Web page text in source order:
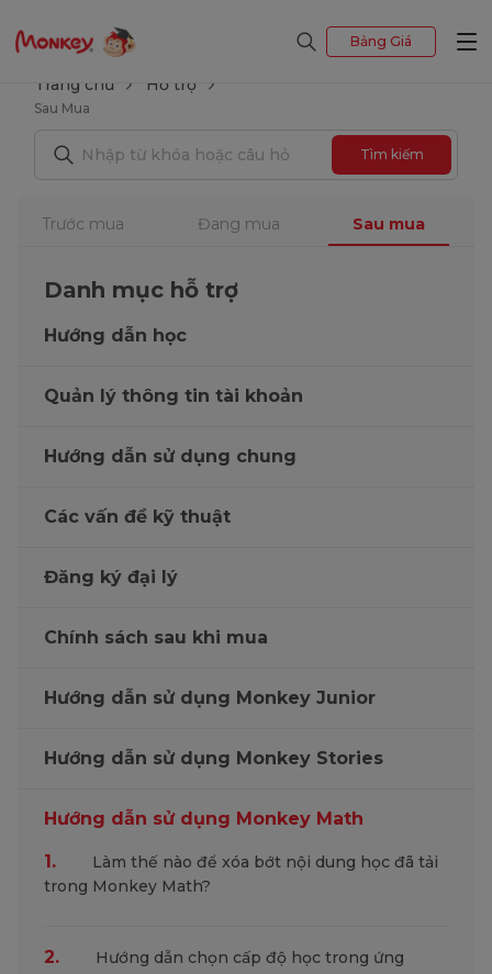
Bảng Giá
Trang chủ Hỗ trợ
Sau Mua
Tìm kiếm
Trước mua Đang mua Sau mua
Danh mục hỗ trợ
Hướng dẫn học
Quản lý thông tin tài khoản
Hướng dẫn sử dụng chung
Các vấn đề kỹ thuật
Đăng ký đại lý
Chính sách sau khi mua
Hướng dẫn sử dụng Monkey Junior
Hướng dẫn sử dụng Monkey Stories
Hướng dẫn sử dụng Monkey Math
1.
Làm thế nào để xóa bớt nội dung học đã tải
trong Monkey Math?
2.
Hướng dẫn chọn cấp độ học trong ứng